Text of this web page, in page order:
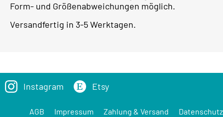
Form- und Größenabweichungen möglich.
Versandfertig in 3-5 Werktagen.
Instagram Etsy
AGB Impressum Zahlung & Versand Datenschutz